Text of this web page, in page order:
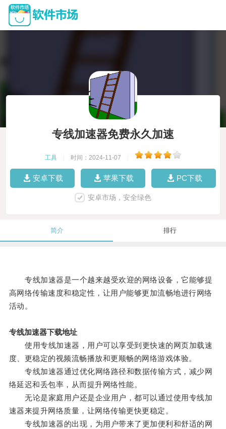
专线加速器免费永久加速
工具 时间：2024-11-07
安卓下载 苹果下载 PC下载
安卓市场，安全绿色
简介 排行
专线加速器是一个越来越受欢迎的网络设备，它能够提
高网络传输速度和稳定性，让用户能够更加流畅地进行网络
活动。
专线加速器下载地址
使用专线加速器，用户可以享受到更快速的网页加载速
度、更稳定的视频流畅播放和更顺畅的网络游戏体验。
专线加速器通过优化网络路径和数据传输方式，减少网
络延迟和丢包率，从而提升网络性能。
无论是家庭用户还是企业用户，都可以通过使用专线加
速器来提升网络质量，让网络传输更快更稳定。
专线加速器的出现，为用户带来了更加便利和舒适的网